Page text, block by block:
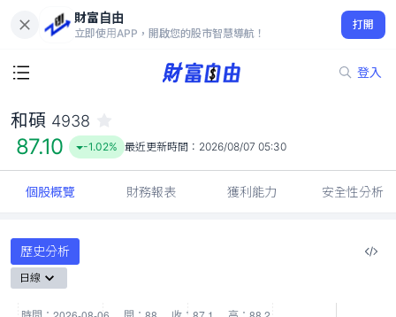
財富自由
立即使用APP，開啟您的股市智慧導航！
打開
登入
87.10
-1.02%
和碩 4938
87.10 -1.02% 最近更新時間： 2026/08/07 05:30
個股概覽 財務報表 獲利能力 安全性分析
歷史分析
日線